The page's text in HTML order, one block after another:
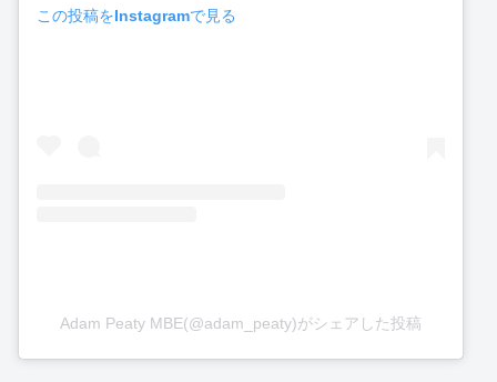
この投稿をInstagramで見る
Adam Peaty MBE(@adam_peaty)がシェアした投稿